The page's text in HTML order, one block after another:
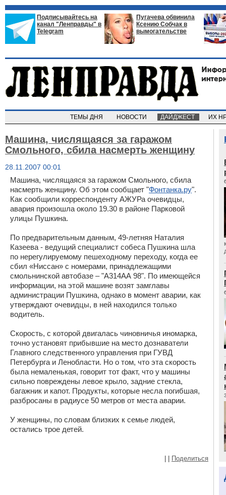
Подписывайтесь на
канал "Ленправды" в
Telegram
Пугачева обвинила
Ксению Собчак в
вымогательстве
ТЕМЫ ДНЯ НОВОСТИ ДАЙДЖЕСТ ИХ
Машина, числящаяся за гаражом
Смольного, сбила насмерть женщину
28.11.2007 00:01
Машина, числящаяся за гаражом Смольного, сбила
насмерть женщину. Об этом сообщает "Фонтанка.ру".
Как сообщили корреспонденту АЖУРа очевидцы,
авария произошла около 19.30 в районе Парковой
улицы Пушкина.
По предварительным данным, 49-летняя Наталия
Казеева - ведущий специалист собеса Пушкина шла
по нерегулируемому пешеходному переходу, когда ее
сбил «Ниссан» с номерами, принадлежащими
смольнинской автобазе – "А314АА 98". По имеющейся
информации, на этой машине возят замглавы
администрации Пушкина, однако в момент аварии, как
утверждают очевидцы, в ней находился только
водитель.
Скорость, с которой двигалась чиновничья иномарка,
точно установят прибывшие на место дознаватели
Главного следственного управления при ГУВД
Петербурга и Ленобласти. Но о том, что эта скорость
была немаленькая, говорит тот факт, что у машины
сильно повреждены левое крыло, задние стекла,
багажник и капот. Продукты, которые несла погибшая,
разбросаны в радиусе 50 метров от места аварии.
У женщины, по словам близких к семье людей,
остались трое детей.
Поделиться